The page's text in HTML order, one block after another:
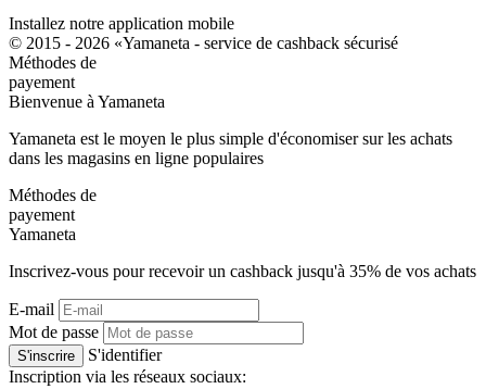
Installez notre application mobile
© 2015 - 2026 «Yamaneta - service de cashback sécurisé
Méthodes de
payement
Bienvenue à Yamaneta
Yamaneta est le moyen le plus simple d'économiser sur les achats
dans les magasins en ligne populaires
Méthodes de
payement
Yamaneta
Inscrivez-vous pour recevoir un cashback jusqu'à 35% de vos achats
E-mail
Mot de passe
S'inscrire
S'identifier
Inscription via les réseaux sociaux: